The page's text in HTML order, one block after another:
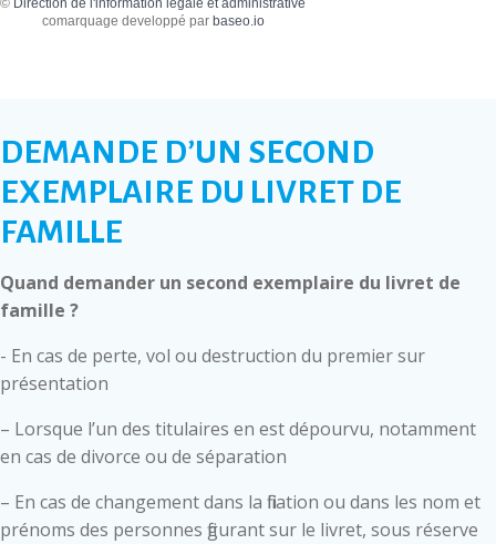
© Direction de l'information légale et administrative
comarquage developpé par baseo.io
DEMANDE D’UN SECOND
EXEMPLAIRE DU LIVRET DE
FAMILLE
Quand demander un second exemplaire du livret de
famille ?
- En cas de perte, vol ou destruction du premier sur
présentation
– Lorsque l’un des titulaires en est dépourvu, notamment
en cas de divorce ou de séparation
– En cas de changement dans la filiation ou dans les nom et
prénoms des personnes figurant sur le livret, sous réserve